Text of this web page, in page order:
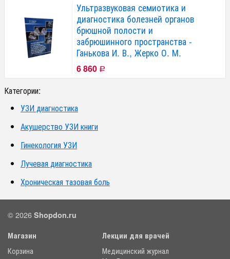
Ультразвуковая семиотика и
диагностика болезней органов
брюшной полости и
забрюшинного пространства -
Ганькова И. В., Жерко О. М.
6 860 Р
Категории:
УЗИ диагностика
Акушерство УЗИ книги
Гинекология УЗИ
Лучевая диагностика
Хроническая тазовая боль
© 2026 Shopdon.ru
Магазин
Корзина
Лекции для врачей
Медицинский журнал